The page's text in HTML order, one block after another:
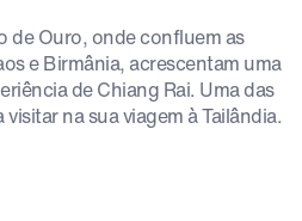
de Ouro, onde confluem as
e Birmânia, acrescentam uma
de Chiang Rai. Uma das
na sua viagem à Tailândia.